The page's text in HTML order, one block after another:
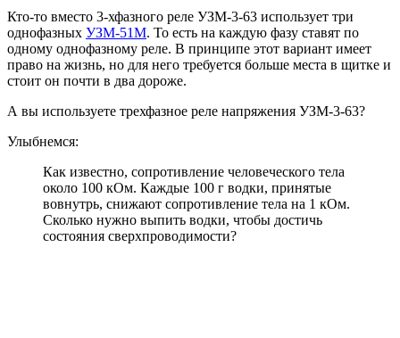
Кто-то вместо 3-хфазного реле УЗМ-3-63 использует три
однофазных УЗМ-51М. То есть на каждую фазу ставят по
одному однофазному реле. В принципе этот вариант имеет
право на жизнь, но для него требуется больше места в щитке и
стоит он почти в два дороже.
А вы используете трехфазное реле напряжения УЗМ-3-63?
Улыбнемся:
Как известно, сопротивление человеческого тела
около 100 кОм. Каждые 100 г водки, принятые
вовнутрь, снижают сопротивление тела на 1 кОм.
Сколько нужно выпить водки, чтобы достичь
состояния сверхпроводимости?